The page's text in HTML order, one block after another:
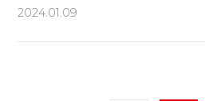
2024.01.09